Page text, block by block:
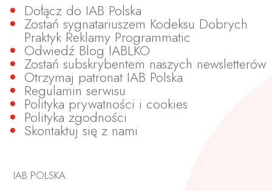
Dołącz do IAB Polska
Zostań sygnatariuszem Kodeksu Dobrych
Praktyk Reklamy Programmatic
Odwiedź Blog IABLKO
Zostań subskrybentem naszych newsletterów
Otrzymaj patronat IAB Polska
Regulamin serwisu
Polityka prywatności i cookies
Polityka zgodności
Skontaktuj się z nami
IAB POLSKA